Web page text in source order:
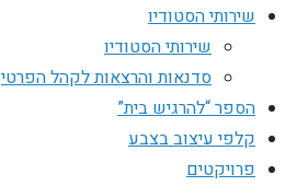
שירותי הסטודיו
שירותי הסטודיו
סדנאות והרצאות לקהל הפרטי
הספר “להרגיש בית”
קלפי עיצוב בצבע
פרויקטים